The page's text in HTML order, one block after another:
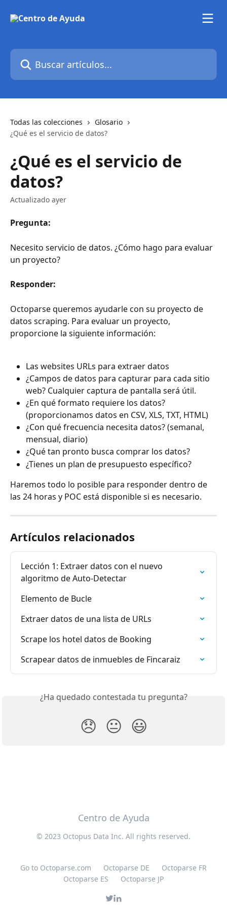
Buscar artículos...
Todas las colecciones
Glosario
¿Qué es el servicio de datos?
¿Qué es el servicio de
datos?
Actualizado ayer
Pregunta:
Necesito servicio de datos. ¿Cómo hago para evaluar
un proyecto?
Responder:
Octoparse queremos ayudarle con su proyecto de
datos scraping. Para evaluar un proyecto,
proporcione la siguiente información:
Las websites URLs para extraer datos
¿Campos de datos para capturar para cada sitio
web? Cualquier captura de pantalla será útil.
¿En qué formato requiere los datos?
(proporcionamos datos en CSV, XLS, TXT, HTML)
¿Con qué frecuencia necesita datos? (semanal,
mensual, diario)
¿Qué tan pronto busca comprar los datos?
¿Tienes un plan de presupuesto específico?
Haremos todo lo posible para responder dentro de
las 24 horas y POC está disponible si es necesario.
Artículos relacionados
Lección 1: Extraer datos con el nuevo
algoritmo de Auto-Detectar
Elemento de Bucle
Extraer datos de una lista de URLs
Scrape los hotel datos de Booking
Scrapear datos de inmuebles de Fincaraiz
¿Ha quedado contestada tu pregunta?
😞 😐 😃
Centro de Ayuda
© 2023 Octopus Data Inc. All rights reserved.
Go to Octoparse.com Octoparse DE
Octoparse FR
Octoparse ES
Octoparse JP